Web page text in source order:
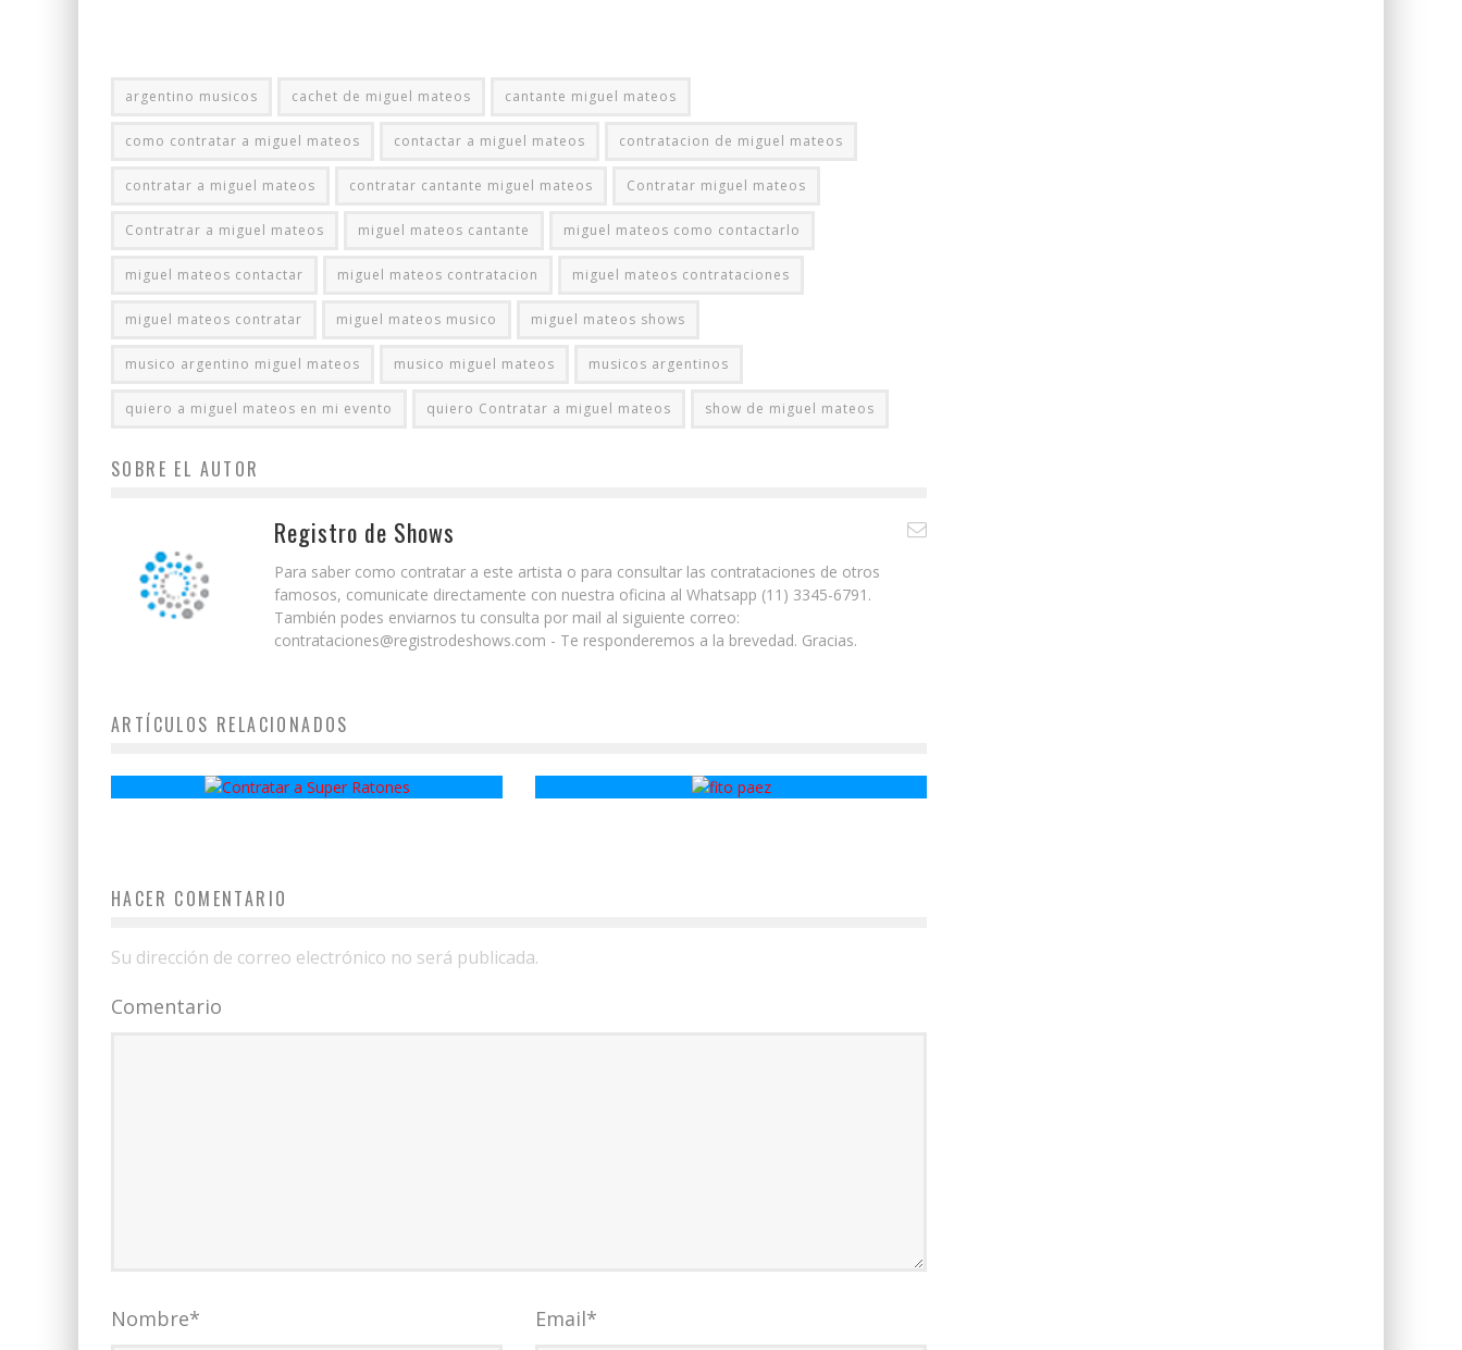
argentino musicos cachet de miguel mateos cantante miguel mateos
como contratar a miguel mateos contactar a miguel mateos contratacion de miguel mateos
contratar a miguel mateos contratar cantante miguel mateos Contratar miguel mateos
Contratrar a miguel mateos miguel mateos cantante miguel mateos como contactarlo
miguel mateos contactar miguel mateos contratacion miguel mateos contrataciones
miguel mateos contratar miguel mateos musico miguel mateos shows
musico argentino miguel mateos musico miguel mateos musicos argentinos
quiero a miguel mateos en mi evento quiero Contratar a miguel mateos show de miguel mateos
SOBRE EL AUTOR
Registro de Shows
Para saber como contratar a este artista o para consultar las contrataciones de otros
famosos, comunicate directamente con nuestra oficina al Whatsapp (11) 3345-6791.
También podes enviarnos tu consulta por mail al siguiente correo:
contrataciones@registrodeshows.com - Te responderemos a la brevedad. Gracias.
ARTÍCULOS RELACIONADOS
HACER COMENTARIO
Su dirección de correo electrónico no será publicada.
Comentario
Nombre* Email*